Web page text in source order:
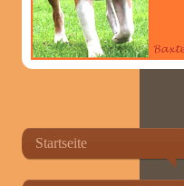
Startseite